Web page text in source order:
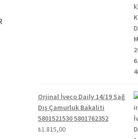
Orjinal İveco Daily 14/19 Sağ
Dış Çamurluk Bakaliti
5801521530 5801762352
₺1.815,00